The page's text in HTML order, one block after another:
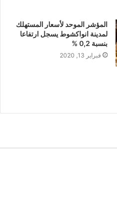
المؤشر الموحد لأسعار المستهلك
لمدينة انواكشوط يسجل ارتفاعا
بنسبة 0,2 %
فبراير 13, 2020